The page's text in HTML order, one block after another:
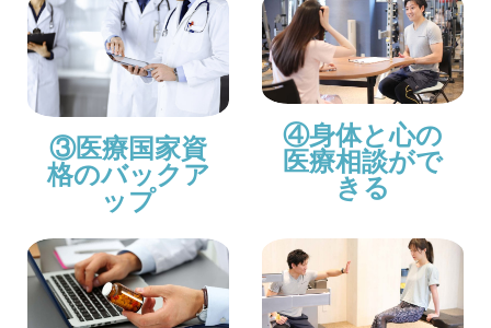
③医療国家資
格のバックア
ップ
④身体と心の
医療相談がで
きる